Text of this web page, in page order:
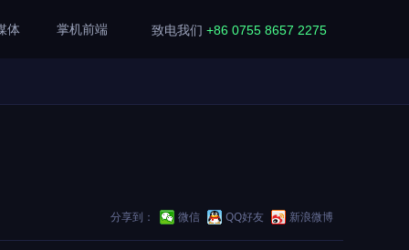
体 掌机前端 致电我们 +86 0755 8657 2275
分享到： 微信 QQ好友 新浪微博